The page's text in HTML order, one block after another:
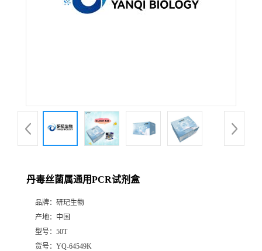
丹毒丝菌属通用PCR试剂盒
品牌： 研玘生物
产地： 中国
型号： 50T
货号： YQ-64549K